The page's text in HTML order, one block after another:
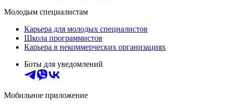
Молодым специалистам
Карьера для молодых специалистов
Школа программистов
Карьера в некоммерческих организациях
Боты для уведомлений
Мобильное приложение